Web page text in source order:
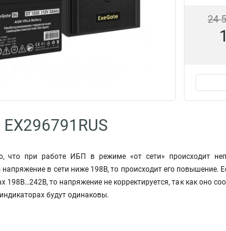
24
при работе ИБП в режиме «от сети» происходит
напряжение в сети ниже 198В, то происходит его
198В…242В, то напряжение не корректируется, так как оно
будут одинаковы.